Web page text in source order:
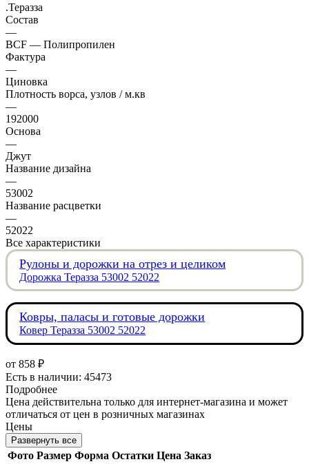
.Теразза
Состав
—
BCF — Полипропилен
Фактура
—
Циновка
Плотность ворса, узлов / м.кв
—
192000
Основа
—
Джут
Название дизайна
—
53002
Название расцветки
—
52022
Все характеристики
Рулоны и дорожки на отрез и целиком
Дорожка Теразза 53002 52022
Ковры, паласы и готовые дорожки
Ковер Теразза 53002 52022
от 858 ₽
Есть в наличии: 45473
Подробнее
Цена действительна только для интернет-магазина и может
отличаться от цен в розничных магазинах
Цены
Развернуть все
Фото Размер Форма Остатки Цена Заказ